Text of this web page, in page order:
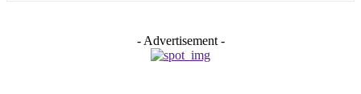
- Advertisement -